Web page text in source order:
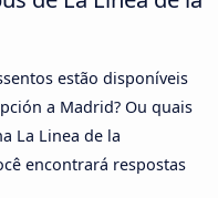
estão disponíveis
a Madrid? Ou quais
La Linea de la
encontrará respostas